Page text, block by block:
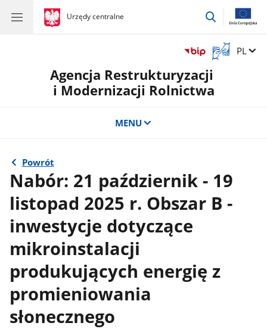
gov.pl
Urzędy centralne
gov.pl
Urzędy
przejdź
Otwórz
okno
z
tłumaczem
Zmień
PL
Agencja Restrukturyzacji
i Modernizacji Rolnictwa
MENU
Powrót
Nabór: 21 październik - 19
listopad 2025 r. Obszar B -
inwestycje dotyczące
mikroinstalacji
produkujących energię z
promieniowania
słonecznego